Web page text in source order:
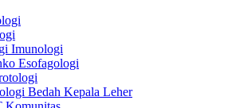
Imunologi
Esofagologi
Bedah Kepala Leher